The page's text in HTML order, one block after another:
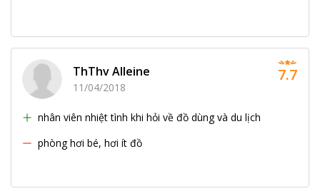
ThThv Alleine
11/04/2018
nhân viên nhiệt tình khi hỏi về đồ dùng và du lịch
phòng hơi bé, hơi ít đồ
7.7